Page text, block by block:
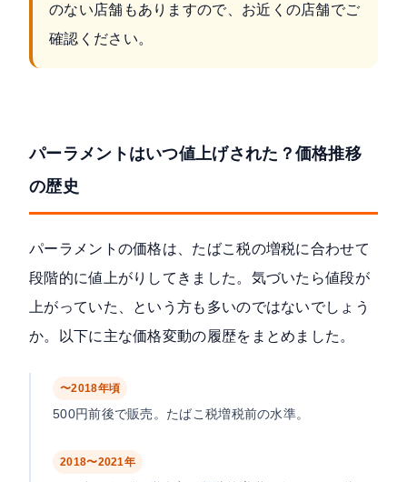
のない店舗もありますので、お近くの店舗でご
確認ください。
パーラメントはいつ値上げされた？価格推移
の歴史
パーラメントの価格は、たばこ税の増税に合わせて
段階的に値上がりしてきました。気づいたら値段が
上がっていた、という方も多いのではないでしょう
か。以下に主な価格変動の履歴をまとめました。
〜2018年頃
500円前後で販売。たばこ税増税前の水準。
2018〜2021年